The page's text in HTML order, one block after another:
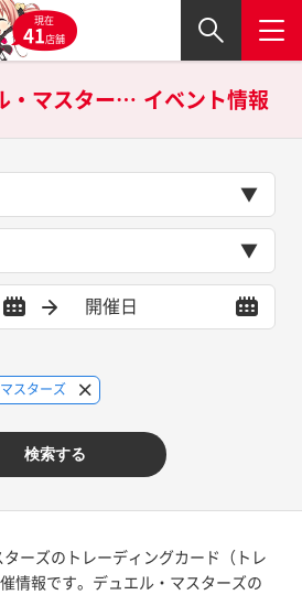
現在
41店舗
長野店 × デュエル・マスターズの イベント情報
スターズ
検索する
ーズのトレーディングカード（トレ
情報です。デュエル・マスターズの